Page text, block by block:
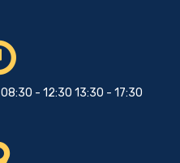
- 12:30 13:30 - 17:30